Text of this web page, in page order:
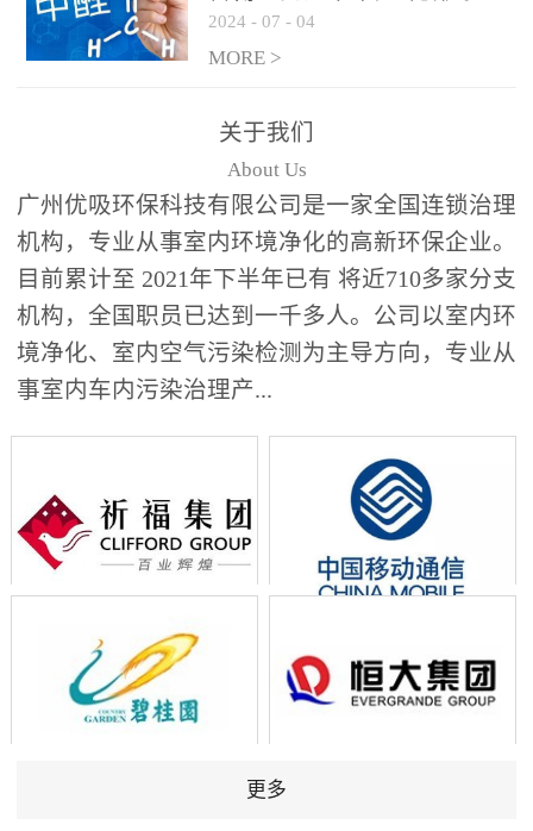
手”来袭，你的家安全吗？
2024 - 07 - 04
MORE >
关于我们
About Us
广州优吸环保科技有限公司是一家全国连锁治理
机构，专业从事室内环境净化的高新环保企业。
目前累计至 2021年下半年已有 将近710多家分支
机构，全国职员已达到一千多人。公司以室内环
境净化、室内空气污染检测为主导方向，专业从
事室内车内污染治理产...
更多